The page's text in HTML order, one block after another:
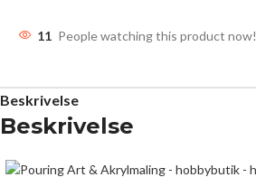
11 People watching this product now!
Beskrivelse
Beskrivelse